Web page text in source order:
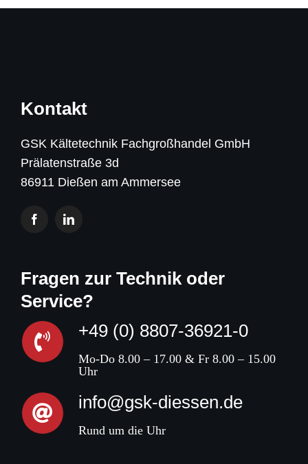
Kontakt
GSK Kältetechnik Fachgroßhandel GmbH
Prälatenstraße 3d
86911 Dießen am Ammersee
Fragen zur Technik oder
Service?
+49 (0) 8807-36921-0
Mo-Do 8.00 – 17.00 & Fr 8.00 – 15.00
Uhr
info@gsk-diessen.de
Rund um die Uhr